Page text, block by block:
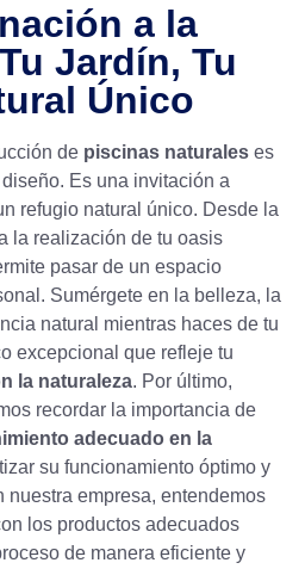
a la
Jardín, Tu
Único
de piscinas naturales es
Es una invitación a
refugio natural único. Desde la
la realización de tu oasis
pasar de un espacio
Sumérgete en la belleza, la
natural mientras haces de tu
excepcional que refleje tu
la naturaleza. Por último,
recordar la importancia de
adecuado en la
su funcionamiento óptimo y
nuestra empresa, entendemos
los productos adecuados
de manera eficiente y